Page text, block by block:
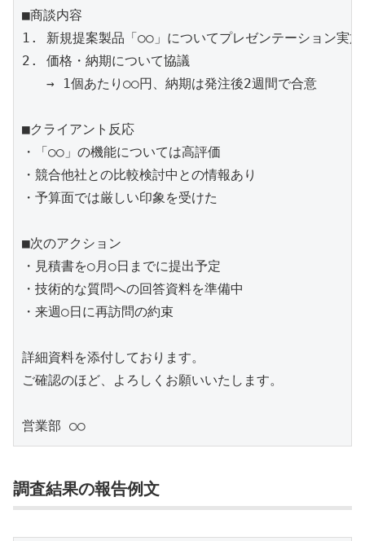
■商談内容
1. 新規提案製品「○○」についてプレゼンテーション実施
2. 価格・納期について協議
   → 1個あたり○○円、納期は発注後2週間で合意
■クライアント反応
・「○○」の機能については高評価
・競合他社との比較検討中との情報あり
・予算面では厳しい印象を受けた
■次のアクション
・見積書を○月○日までに提出予定
・技術的な質問への回答資料を準備中
・来週○日に再訪問の約束
詳細資料を添付しております。
ご確認のほど、よろしくお願いいたします。
調査結果の報告例文